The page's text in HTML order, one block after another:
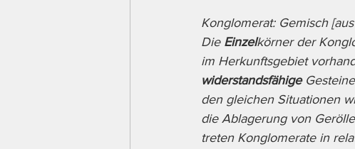
Konglomerat: Gemisch
Die Einzelkörner der
im Herkunftsgebiet
widerstandsfähige
den gleichen Situationen
die Ablagerung von
treten Konglomerate in